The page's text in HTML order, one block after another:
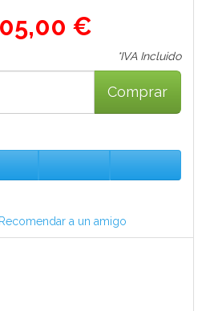
€
*IVA Incluido
Comprar
Recomendar a un amigo